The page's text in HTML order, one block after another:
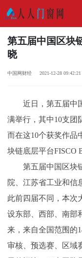
第五届中国区块
晓
中国网财经 2021-12-28 09:42:21
近日，第五届中
满举行，其中10支团
而在这10个获奖作品
块链底层平台FISCO
第五届中国区块
院、江苏省工业和信
此前四届不同，本次
设东部、西部、南部
来，来自全国范围的
审核、预选赛、区域